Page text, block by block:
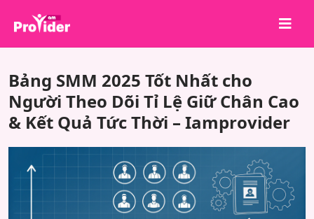
Về chúng tôi
Đăng nhập
Đăng ký
Dịch vụ
Bảng SMM 2025 Tốt Nhất cho
Người Theo Dõi Tỉ Lệ Giữ Chân Cao
& Kết Quả Tức Thời – Iamprovider